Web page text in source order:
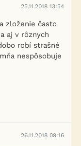
25.11.2018 13:54
zloženie často
aj v rôznych
robí strašné
nespôsobuje
26.11.2018 09:16